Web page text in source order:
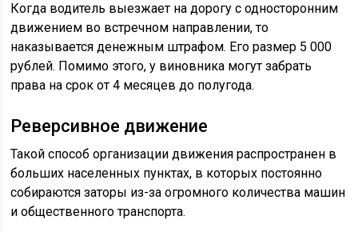
Когда водитель выезжает на дорогу с односторонним
движением во встречном направлении, то
наказывается денежным штрафом. Его размер 5 000
рублей. Помимо этого, у виновника могут забрать
права на срок от 4 месяцев до полугода.
Реверсивное движение
Такой способ организации движения распространен в
больших населенных пунктах, в которых постоянно
собираются заторы из-за огромного количества машин
и общественного транспорта.